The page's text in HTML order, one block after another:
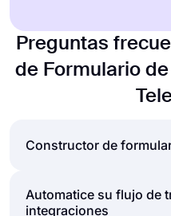
Preguntas
de Formulario
Constructor de
Cree formularios en
Automatice su flujo de
integraciones